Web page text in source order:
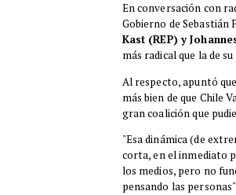
En conversación con
Gobierno de
Kast (REP) y
más radical que la de
​Al respecto, apuntó que
más bien de que Chile
gran coalición que
"Esa dinámica (de
corta, en el inmediato
los medios, pero no
pensando las